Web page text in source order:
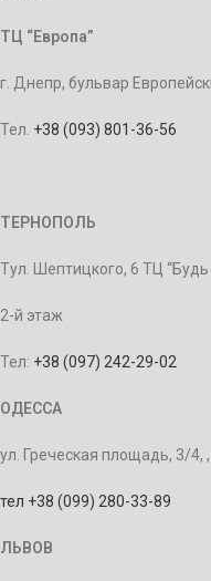
ТЦ “Европа”
г. Днепр, бульвар
Тел. +38 (093) 801-36-56
ТЕРНОПОЛЬ
Тул. Шептицкого, 6 ТЦ “Будь
2-й этаж
Тел: +38 (097) 242-29-02
ОДЕССА
ул. Греческая площадь, 3/4,
тел +38 (099) 280-33-89
ЛЬВОВ